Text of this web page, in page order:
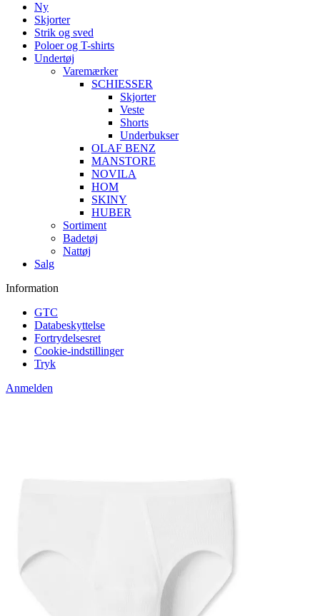
Ny
Skjorter
Strik og sved
Poloer og T-shirts
Undertøj
Varemærker
SCHIESSER
Skjorter
Veste
Shorts
Underbukser
OLAF BENZ
MANSTORE
NOVILA
HOM
SKINY
HUBER
Sortiment
Badetøj
Nattøj
Salg
Information
GTC
Databeskyttelse
Fortrydelsesret
Cookie-indstillinger
Tryk
Anmelden